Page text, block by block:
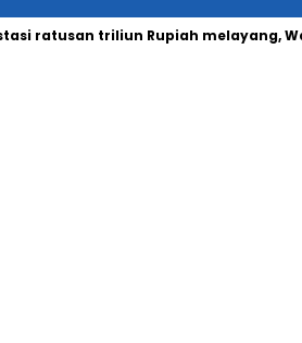
triliun Rupiah melayang,